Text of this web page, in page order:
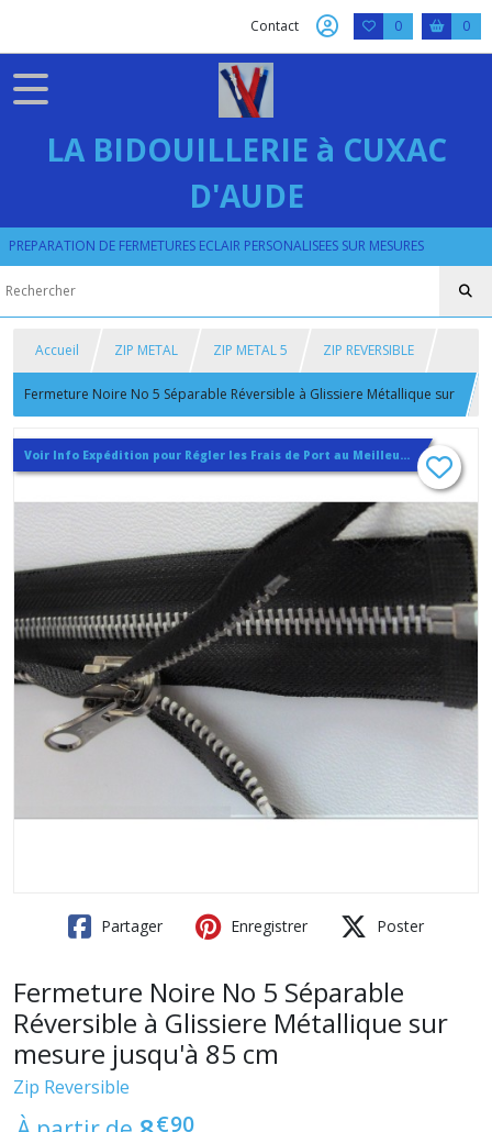
Contact 0 0
LA BIDOUILLERIE à CUXAC
D'AUDE
PREPARATION DE FERMETURES ECLAIR PERSONALISEES SUR MESURES
Accueil ZIP METAL ZIP METAL 5 ZIP REVERSIBLE
Fermeture Noire No 5 Séparable Réversible à Glissiere Métallique sur
mesure jusqu'à 85 cm
Voir Info Expédition pour Régler les Frais de Port au Meilleur Prix , En haut d'ecran à Droite
Partager Enregistrer Poster
Fermeture Noire No 5 Séparable
Réversible à Glissiere Métallique sur
mesure jusqu'à 85 cm
Zip Reversible
€90